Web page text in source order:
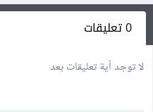
0 تعليقات
لا توجد أية تعليقات بعد